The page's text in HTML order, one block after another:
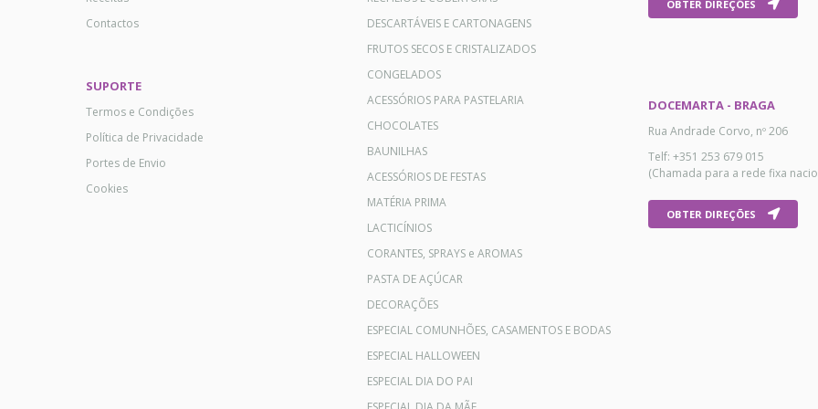
Contactos
SUPORTE
Termos e Condições
Política de Privacidade
Portes de Envio
Cookies
DESCARTÁVEIS E CARTONAGENS
FRUTOS SECOS E CRISTALIZADOS
CONGELADOS
ACESSÓRIOS PARA PASTELARIA
CHOCOLATES
BAUNILHAS
ACESSÓRIOS DE FESTAS
MATÉRIA PRIMA
LACTICÍNIOS
CORANTES, SPRAYS e AROMAS
PASTA DE AÇÚCAR
DECORAÇÕES
ESPECIAL COMUNHÕES, CASAMENTOS E BODAS
ESPECIAL HALLOWEEN
ESPECIAL DIA DO PAI
OBTER DIREÇÕES
DOCEMARTA - BRAGA
Rua Andrade Corvo, nº 206
Telf: +351 253 679 015
(Chamada para a rede fixa
OBTER DIREÇÕES